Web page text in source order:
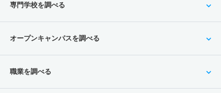
専門学校を調べる
オープンキャンパスを調べる
職業を調べる